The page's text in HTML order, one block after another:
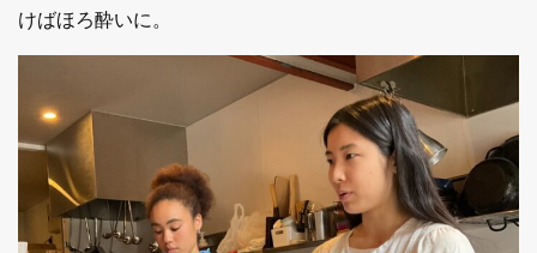
けばほろ酔いに。